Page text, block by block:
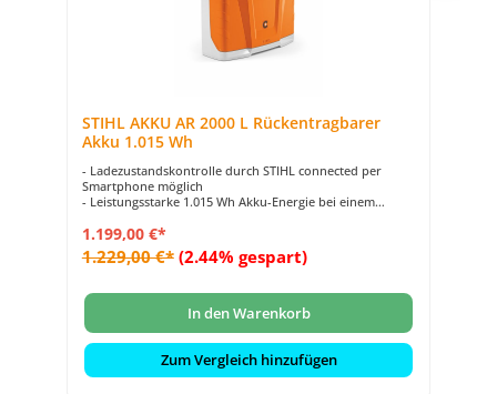
STIHL AKKU AR 2000 L Rückentragbarer
Akku 1.015 Wh
- Ladezustandskontrolle durch STIHL connected per
Smartphone möglich
- Leistungsstarke 1.015 Wh Akku-Energie bei einem
- Rückentragbarer Lithium-Ionen Akku für lange
Arbeitseinsätze
- Kompatibel mit allen STIHL Akkugeräten im System PRO
1.199,00 €*
1.229,00 €* (2.44% gespart)
In den Warenkorb
Zum Vergleich hinzufügen